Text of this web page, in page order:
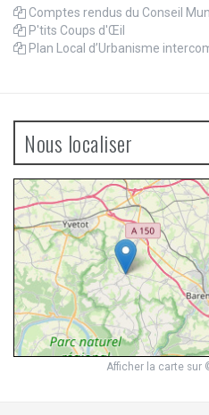
Comptes rendus du Conseil
P'tits Coups d'Œil
Plan Local d’Urbanisme
Nous localiser
Afficher la carte sur